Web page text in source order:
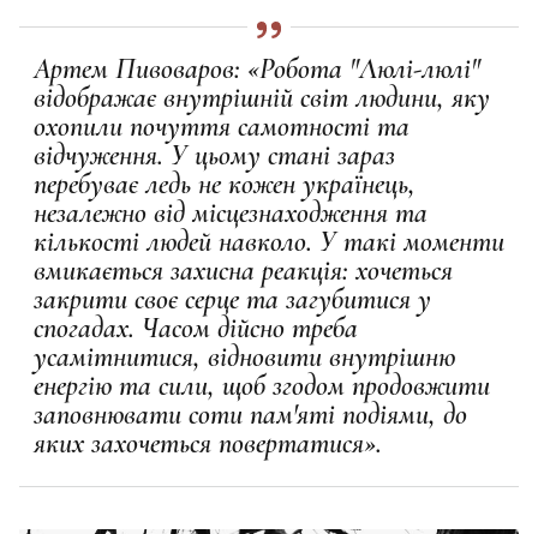
Артем Пивоваров: «Робота "Люлі-люлі"
відображає внутрішній світ людини, яку
охопили почуття самотності та
відчуження. У цьому стані зараз
перебуває ледь не кожен українець,
незалежно від місцезнаходження та
кількості людей навколо. У такі моменти
вмикається захисна реакція: хочеться
закрити своє серце та загубитися у
спогадах. Часом дійсно треба
усамітнитися, відновити внутрішню
енергію та сили, щоб згодом продовжити
заповнювати соти пам'яті подіями, до
яких захочеться повертатися».